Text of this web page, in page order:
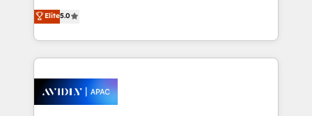
integrate HubSpot with complex solutions like SAP,
MicroSoft, custom solutions,... Our company also has
Retail execution, CPQ, customer portals and
HubSpot CMS developments. And we're champions
upgrading and streamlining every single revenue-
generating aspect of your business. We’re proud
HubSpot Elite Solutions Partners and devout CRM
nerds who can harness HubSpot’s custom digital
experience. Working hand-in-hand with your team,
we’ll assemble a RevOps machine that drives more
Elite5.0